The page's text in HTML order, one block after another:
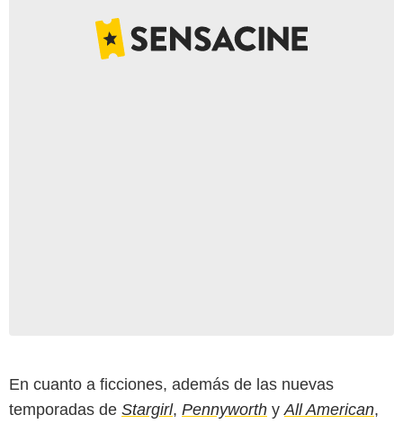
En cuanto a ficciones, además de las nuevas
temporadas de Stargirl, Pennyworth y All American,